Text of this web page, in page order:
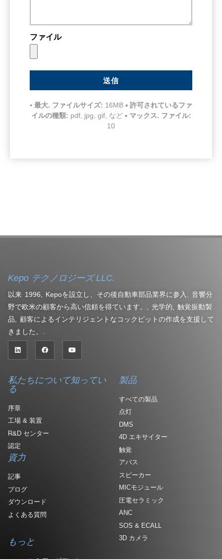
ファイル
送信
▪ 最大. ファイルサイズ: 16MB ▪ 許可されているファ
イルの種類: pdf, jpg, gif, など ▪ マックス. ファイル:
10
Kepo テクノロジーズ LLC.
以来 1996, Kepoを設立し、その後自動車部品業界に参入. 音響分
野で欧米の顧客から高い信頼を得ています。, 光学的, 触覚振動製
品, 顧客によるインテリジェントなコックピットの作成を支援して
きました。.
私たちについて知ってい
る
序章
工場 & 装置
R&D センター
認定
製品
すべての製品
点灯
DMS
4D エキサイター
触覚
アバス
スピーカー
MICモジュール
圧電セラミック
ANC
SOS & ECALL
3D カメラ
資力
記事
ブログ
ダウンロード
よくある質問
もっと